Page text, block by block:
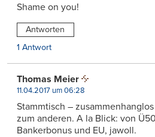
Shame on you!
Antworten
1 Antwort
Thomas Meier
11.04.2017 um 06:28
Stammtisch –
zum anderen. A la Blick: von
Bankerbonus und EU, jawoll.